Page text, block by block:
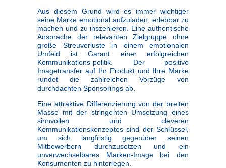
Aus diesem Grund wird es immer wichtiger
seine Marke emotional aufzuladen, erlebbar zu
machen und zu inszenieren. Eine authentische
Ansprache der relevanten Zielgruppe ohne
große Streuverluste in einem emotionalen
Umfeld ist Garant einer erfolgreichen
Kommunikations-politik. Der positive
Imagetransfer auf Ihr Produkt und Ihre Marke
rundet die zahlreichen Vorzüge von
durchdachten Sponsorings ab.
Eine attraktive Differenzierung von der breiten
Masse mit der stringenten Umsetzung eines
sinnvollen und cleveren
Kommunikationskonzeptes sind der Schlüssel,
um sich langfristig gegenüber seinen
Mitbewerbern durchzusetzen und ein
unverwechselbares Marken-Image bei den
Konsumenten zu hinterlegen.